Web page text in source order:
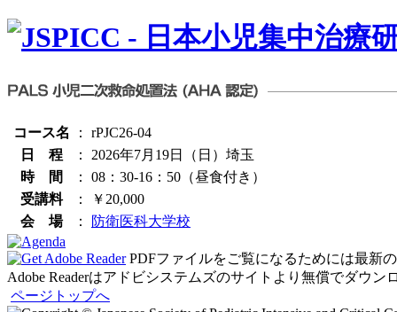
コース名 ：
rPJC26-04
日 程
：
2026年7月19日（日）埼玉
時 間
：
08：30-16：50（昼食付き）
受講料
：
￥20,000
会 場
： 防衛医科大学校
PDFファイルをご覧になるためには最新
Adobe Readerはアドビシステムズのサイトより無償でダウン
ページトップへ